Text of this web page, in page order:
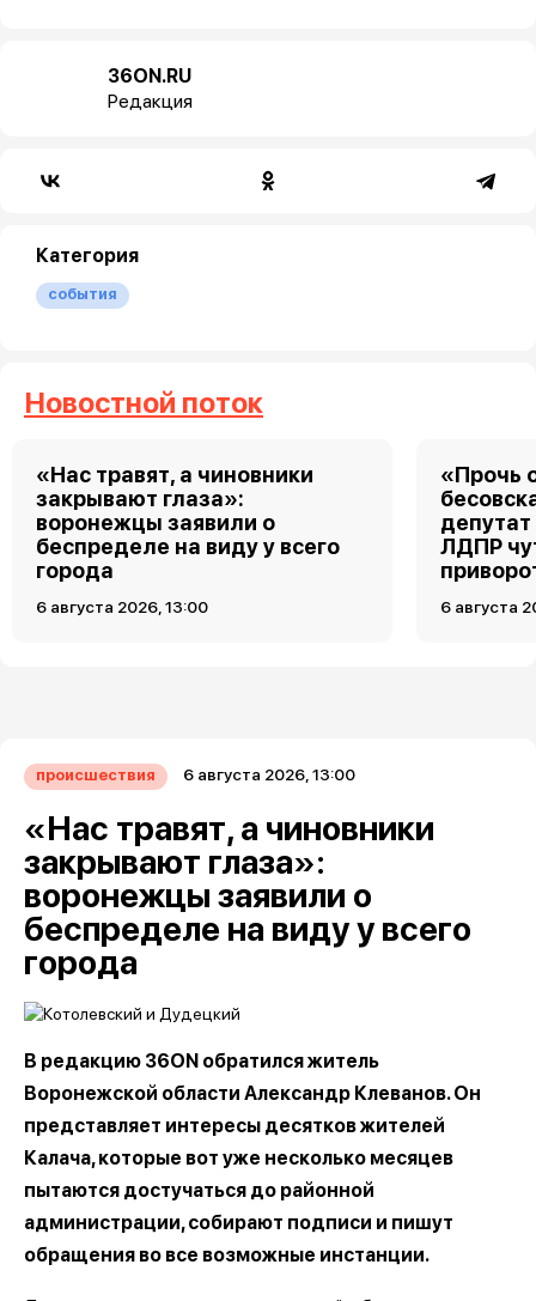
36ON.RU
Редакция
Категория
события
Новостной поток
«Нас травят, а чиновники
закрывают глаза»:
воронежцы заявили о
беспределе на виду у всего
города
6 августа 2026, 13:00
«Прочь
ЛДПР
6 августа
происшествия 6 августа 2026, 13:00
«Нас травят, а чиновники
закрывают глаза»:
воронежцы заявили о
беспределе на виду у всего
города
В редакцию 36ON обратился житель
Воронежской области Александр Клеванов. Он
представляет интересы десятков жителей
Калача, которые вот уже несколько месяцев
пытаются достучаться до районной
администрации, собирают подписи и пишут
обращения во все возможные инстанции.